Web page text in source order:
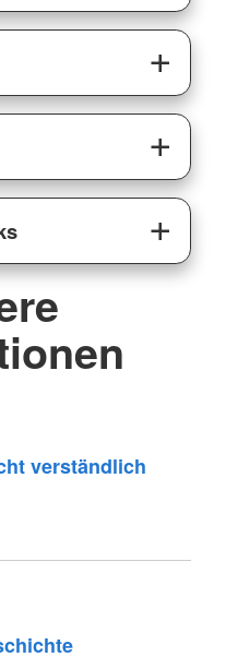
verständlich